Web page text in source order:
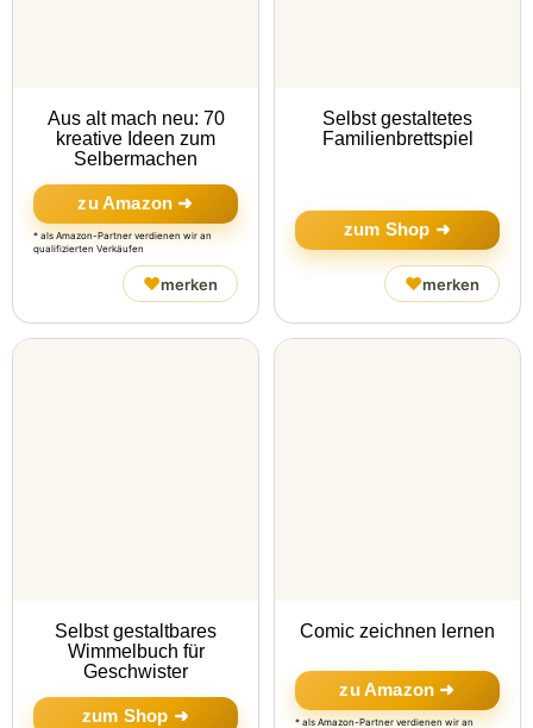
Aus alt mach neu: 70
kreative Ideen zum
Selbermachen
zu Amazon ➜
* als Amazon-Partner verdienen wir an
qualifizierten Verkäufen
♥merken
Selbst gestaltetes
Familienbrettspiel
zum Shop ➜
♥merken
Selbst gestaltbares
Wimmelbuch für
Geschwister
zum Shop ➜
Comic zeichnen lernen
zu Amazon ➜
* als Amazon-Partner verdienen wir an